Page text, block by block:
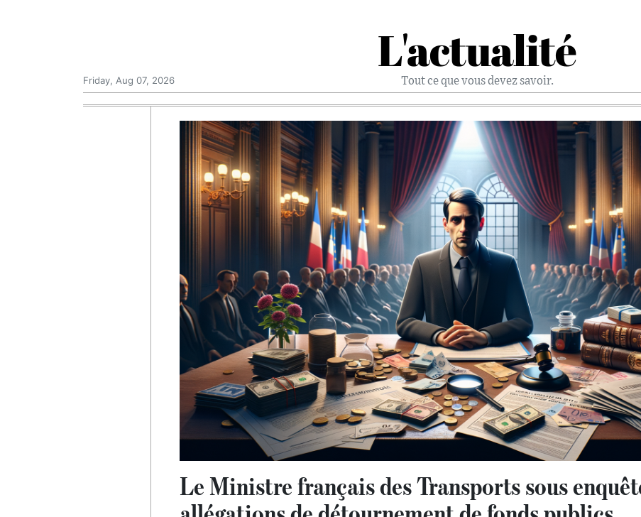
L'actualité
Tout ce que vous devez savoir.
Friday, Aug 07, 2026
Le Ministre français des Transports sous